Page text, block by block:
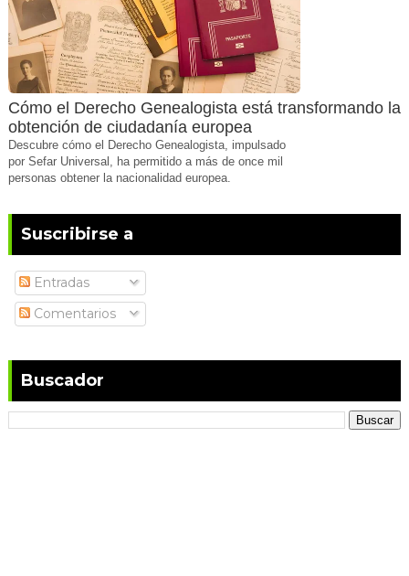
Cómo el Derecho Genealogista está transformando la
obtención de ciudadanía europea
Descubre cómo el Derecho Genealogista, impulsado
por Sefar Universal, ha permitido a más de once mil
personas obtener la nacionalidad europea.
Suscribirse a
Entradas
Comentarios
Buscador